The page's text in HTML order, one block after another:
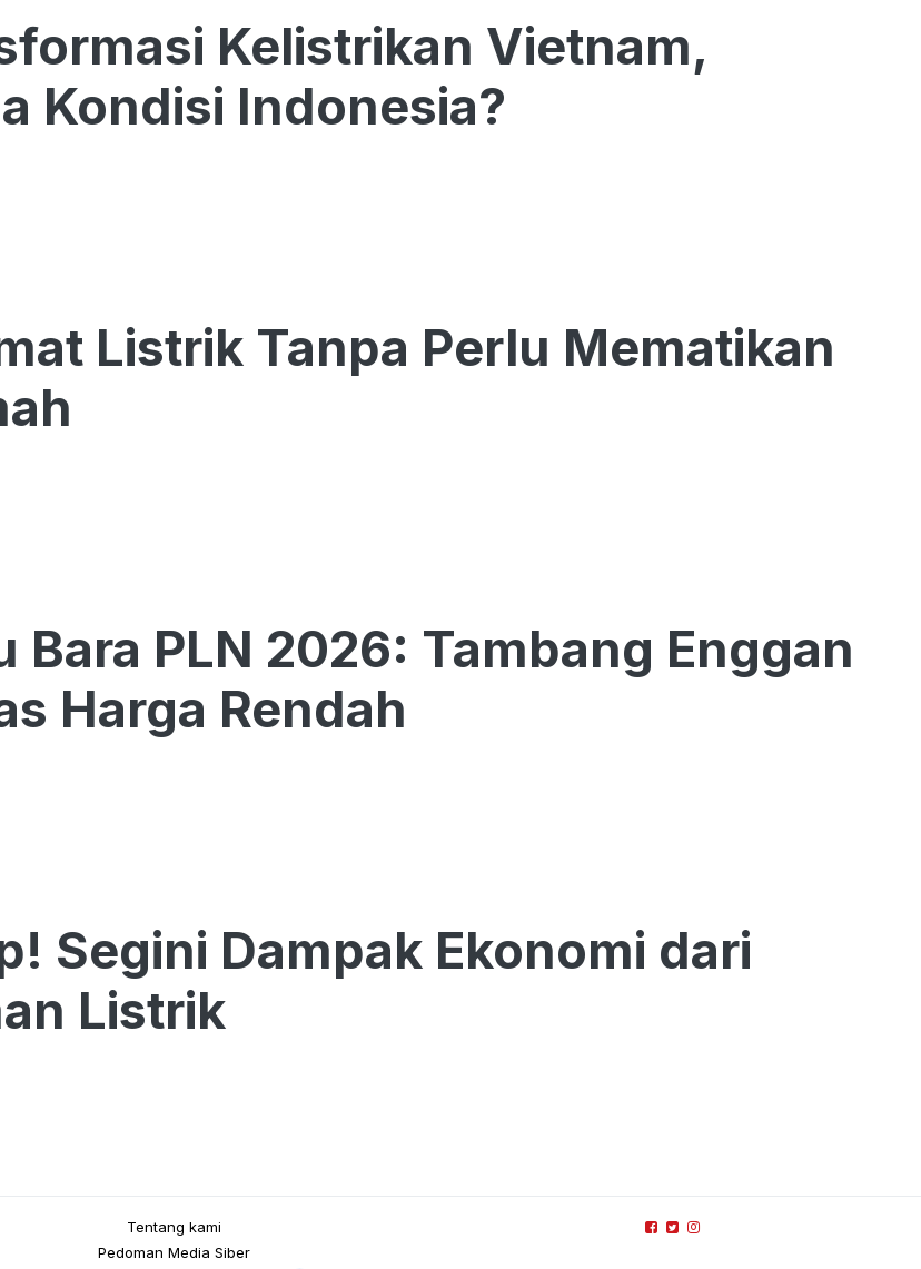
Kelistrikan Vietnam,
Kondisi Indonesia?
Listrik Tanpa Perlu Mematikan
Bara PLN 2026: Tambang Enggan
Harga Rendah
Segini Dampak Ekonomi dari
Listrik
Tentang kami
Pedoman Media Siber